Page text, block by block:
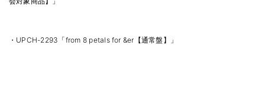
・UPCH-2293「from 8 petals for &er【通常盤】」